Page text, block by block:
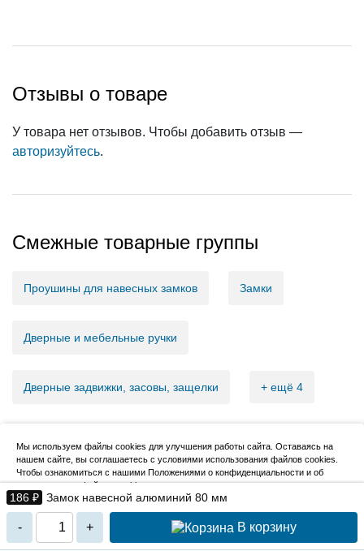
186 ₽ Замок навесной алюминий 80 мм
- + В корзину
Отзывы о товаре
У товара нет отзывов. Чтобы добавить отзыв —
авторизуйтесь.
Смежные товарные группы
Проушины для навесных замков Замки
Дверные и мебельные ручки
Дверные задвижки, засовы, защелки + ещё 4
2007–2026, НовМетиз
Мы используем файлы cookies для улучшения работы сайта. Оставаясь на
нашем сайте, вы соглашаетесь с условиями использования файлов cookies.
Чтобы ознакомиться с нашими Положениями о конфиденциальности и об
использовании файлов cookie,нажмите здесь.
Я согласен